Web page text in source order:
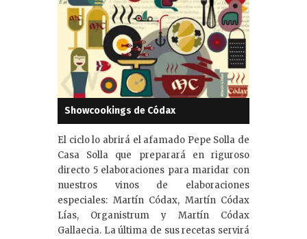
Showcookings de Códax
El ciclo lo abrirá el afamado Pepe Solla de
Casa Solla que preparará en riguroso
directo 5 elaboraciones para maridar con
nuestros vinos de elaboraciones
especiales: Martín Códax, Martín Códax
Lías, Organistrum y Martín Códax
Gallaecia. La última de sus recetas servirá